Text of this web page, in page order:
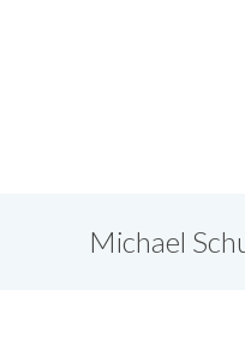
Michael